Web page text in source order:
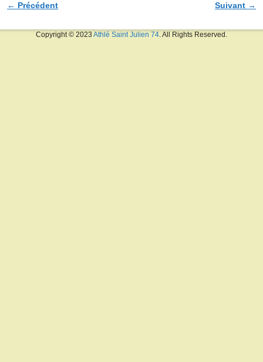
Navigation des images
← Précédent Suivant →
Copyright © 2023 Athlé Saint Julien 74 . All Rights Reserved.